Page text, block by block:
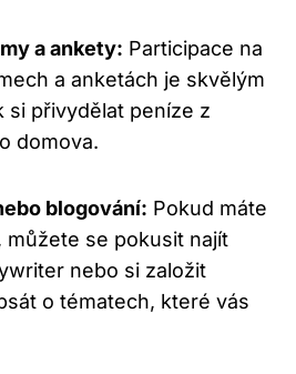
a ankety: Participace na
a anketách je skvělým
‌si přivydělat peníze z
‍domova.
blogování: Pokud máte⁢
můžete se⁤ pokusit ⁤najít
‍nebo si založit⁢
o tématech, které‌ vás